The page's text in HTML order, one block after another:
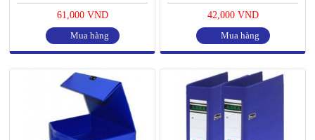
61,000 VND
Mua hàng
42,000 VND
Mua hàng